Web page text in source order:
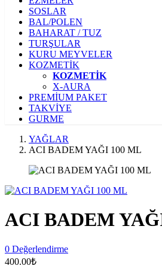
SOSLAR
BAL/POLEN
BAHARAT / TUZ
TURŞULAR
KURU MEYVELER
KOZMETİK
KOZMETİK
X-AURA
PREMİUM PAKET
TAKVİYE
GURME
YAĞLAR
ACI BADEM YAĞI 100 ML
ACI BADEM
0 Değerlendirme
400.00₺